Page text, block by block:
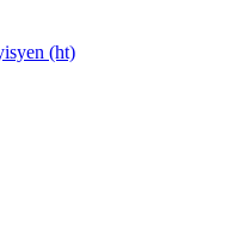
(ht)